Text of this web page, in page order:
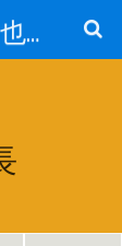
青森市議会議員・舘山善也（たてやまよしや）